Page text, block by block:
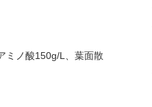
ミノ酸150g/L、葉面散